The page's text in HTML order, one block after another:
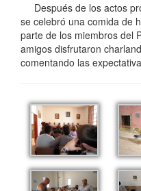
Después de los actos
se celebró una comida de
parte de los miembros del
amigos disfrutaron
comentando las